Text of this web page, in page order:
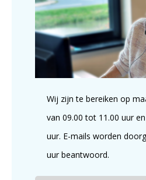
Wij zijn te bereiken op
van 09.00 tot 11.00 uur
uur. E-mails worden
uur beantwoord.